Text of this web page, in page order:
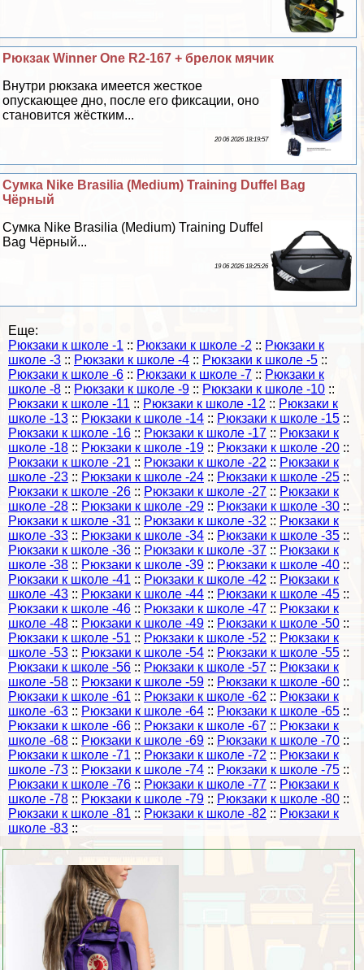
Рюкзак Winner One R2-167 + брелок мячик
Внутри рюкзака имеется жесткое
опускающее дно, после его фиксации, оно
становится жёстким...
20 06 2026 18:19:57
Сумка Nike Brasilia (Medium) Training Duffel Bag
Чёрный
Сумка Nike Brasilia (Medium) Training Duffel
Bag Чёрный...
19 06 2026 18:25:26
Еще:
Рюкзаки к школе -1 :: Рюкзаки к школе -2 :: Рюкзаки к
школе -3 :: Рюкзаки к школе -4 :: Рюкзаки к школе -5 ::
Рюкзаки к школе -6 :: Рюкзаки к школе -7 :: Рюкзаки к
школе -8 :: Рюкзаки к школе -9 :: Рюкзаки к школе -10 ::
Рюкзаки к школе -11 :: Рюкзаки к школе -12 :: Рюкзаки к
школе -13 :: Рюкзаки к школе -14 :: Рюкзаки к школе -15 ::
Рюкзаки к школе -16 :: Рюкзаки к школе -17 :: Рюкзаки к
школе -18 :: Рюкзаки к школе -19 :: Рюкзаки к школе -20 ::
Рюкзаки к школе -21 :: Рюкзаки к школе -22 :: Рюкзаки к
школе -23 :: Рюкзаки к школе -24 :: Рюкзаки к школе -25 ::
Рюкзаки к школе -26 :: Рюкзаки к школе -27 :: Рюкзаки к
школе -28 :: Рюкзаки к школе -29 :: Рюкзаки к школе -30 ::
Рюкзаки к школе -31 :: Рюкзаки к школе -32 :: Рюкзаки к
школе -33 :: Рюкзаки к школе -34 :: Рюкзаки к школе -35 ::
Рюкзаки к школе -36 :: Рюкзаки к школе -37 :: Рюкзаки к
школе -38 :: Рюкзаки к школе -39 :: Рюкзаки к школе -40 ::
Рюкзаки к школе -41 :: Рюкзаки к школе -42 :: Рюкзаки к
школе -43 :: Рюкзаки к школе -44 :: Рюкзаки к школе -45 ::
Рюкзаки к школе -46 :: Рюкзаки к школе -47 :: Рюкзаки к
школе -48 :: Рюкзаки к школе -49 :: Рюкзаки к школе -50 ::
Рюкзаки к школе -51 :: Рюкзаки к школе -52 :: Рюкзаки к
школе -53 :: Рюкзаки к школе -54 :: Рюкзаки к школе -55 ::
Рюкзаки к школе -56 :: Рюкзаки к школе -57 :: Рюкзаки к
школе -58 :: Рюкзаки к школе -59 :: Рюкзаки к школе -60 ::
Рюкзаки к школе -61 :: Рюкзаки к школе -62 :: Рюкзаки к
школе -63 :: Рюкзаки к школе -64 :: Рюкзаки к школе -65 ::
Рюкзаки к школе -66 :: Рюкзаки к школе -67 :: Рюкзаки к
школе -68 :: Рюкзаки к школе -69 :: Рюкзаки к школе -70 ::
Рюкзаки к школе -71 :: Рюкзаки к школе -72 :: Рюкзаки к
школе -73 :: Рюкзаки к школе -74 :: Рюкзаки к школе -75 ::
Рюкзаки к школе -76 :: Рюкзаки к школе -77 :: Рюкзаки к
школе -78 :: Рюкзаки к школе -79 :: Рюкзаки к школе -80 ::
Рюкзаки к школе -81 :: Рюкзаки к школе -82 :: Рюкзаки к
школе -83 ::